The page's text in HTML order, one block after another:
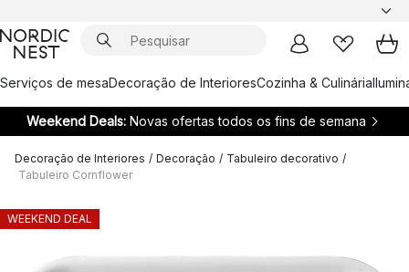
Serviços de mesaDecoração de InterioresCozinha & Culinária
Weekend Deals: Novas ofertas todos os fins de semana
Decoração de Interiores / Decoração / Tabuleiro decorativo /
Tabuleiro Cornflower
WEEKEND DEAL